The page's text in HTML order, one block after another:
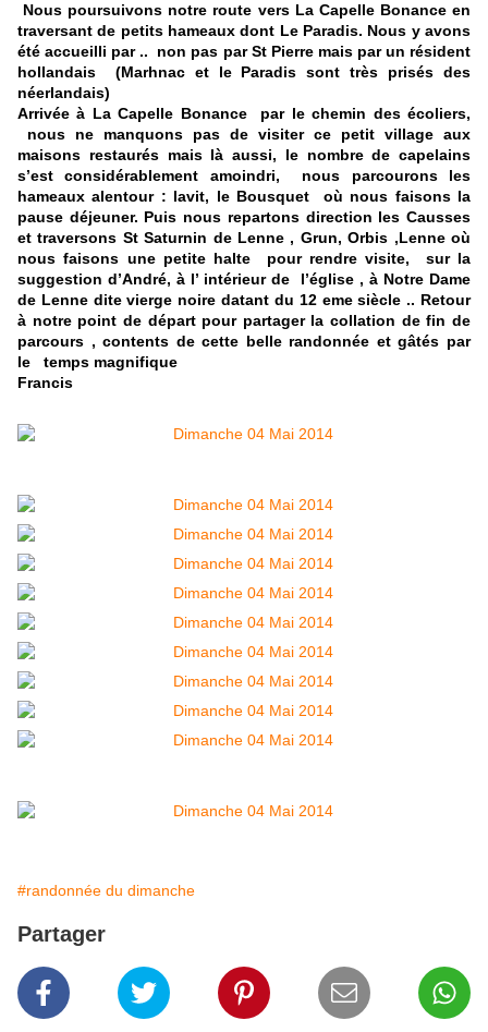
Nous poursuivons notre route vers La Capelle Bonance en
traversant de petits hameaux dont Le Paradis. Nous y avons
été accueilli par .. non pas par St Pierre mais par un résident
hollandais (Marhnac et le Paradis sont très prisés des
néerlandais)
Arrivée à La Capelle Bonance par le chemin des écoliers,
nous ne manquons pas de visiter ce petit village aux
maisons restaurés mais là aussi, le nombre de capelains
s’est considérablement amoindri, nous parcourons les
hameaux alentour : lavit, le Bousquet où nous faisons la
pause déjeuner. Puis nous repartons direction les Causses
et traversons St Saturnin de Lenne , Grun, Orbis ,Lenne où
nous faisons une petite halte pour rendre visite, sur la
suggestion d’André, à l’ intérieur de l’église , à Notre Dame
de Lenne dite vierge noire datant du 12 eme siècle .. Retour
à notre point de départ pour partager la collation de fin de
parcours , contents de cette belle randonnée et gâtés par
le temps magnifique
Francis
#randonnée du dimanche
Partager